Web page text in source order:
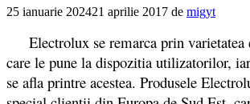
25 ianuarie 202421 aprilie 2017 de migyt
Electrolux se remarca prin varietatea
care le pune la dispozitia utilizatorilor,
se afla printre acestea. Produsele